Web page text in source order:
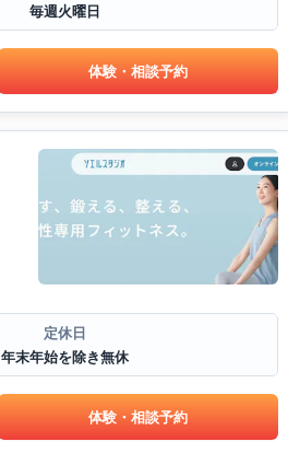
毎週火曜日
体験・相談予約
定休日
年末年始を除き無休
体験・相談予約